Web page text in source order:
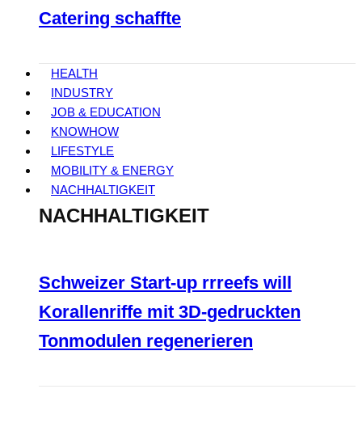
Catering schaffte
HEALTH
INDUSTRY
JOB & EDUCATION
KNOWHOW
LIFESTYLE
MOBILITY & ENERGY
NACHHALTIGKEIT
NACHHALTIGKEIT
Schweizer Start-up rrreefs will
Korallenriffe mit 3D-gedruckten
Tonmodulen regenerieren